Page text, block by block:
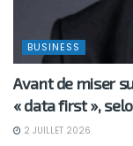
BUSINESS
Avant de miser
« data first »,
2 JUILLET 2026